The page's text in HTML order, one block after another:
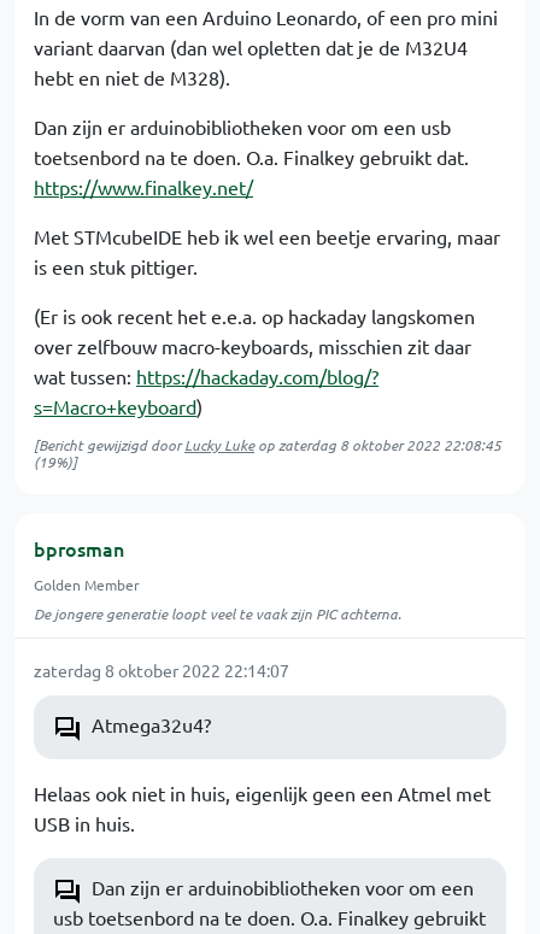
In de vorm van een Arduino Leonardo, of een pro mini
variant daarvan (dan wel opletten dat je de M32U4
hebt en niet de M328).
Dan zijn er arduinobibliotheken voor om een usb
toetsenbord na te doen. O.a. Finalkey gebruikt dat.
https://www.finalkey.net/
Met STMcubeIDE heb ik wel een beetje ervaring, maar
is een stuk pittiger.
(Er is ook recent het e.e.a. op hackaday langskomen
over zelfbouw macro-keyboards, misschien zit daar
wat tussen: https://hackaday.com/blog/?
s=Macro+keyboard)
[Bericht gewijzigd doorLucky Lukeop zaterdag 8 oktober 2022 22:08:45
(19%)]
bprosman
Golden Member
De jongere generatie loopt veel te vaak zijn PIC achterna.
zaterdag 8 oktober 2022 22:14:07
Atmega32u4?
Helaas ook niet in huis, eigenlijk geen een Atmel met
USB in huis.
Dan zijn er arduinobibliotheken voor om een
usb toetsenbord na te doen. O.a. Finalkey gebruikt